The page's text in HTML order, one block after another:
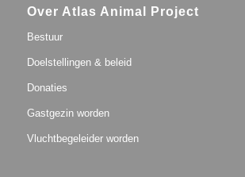
Over Atlas Animal Project
Bestuur
Doelstellingen & beleid
Donaties
Gastgezin worden
Vluchtbegeleider worden